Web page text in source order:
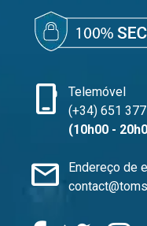
phone_iphone
Telemóvel
(+34) 651
(10h00 -
mail
Endereço de